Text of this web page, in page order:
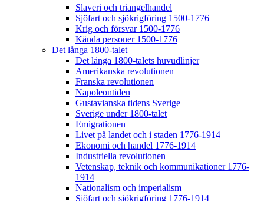
Slaveri och triangelhandel
Sjöfart och sjökrigföring 1500-1776
Krig och försvar 1500-1776
Kända personer 1500-1776
Det långa 1800-talet
Det långa 1800-talets huvudlinjer
Amerikanska revolutionen
Franska revolutionen
Napoleontiden
Gustavianska tidens Sverige
Sverige under 1800-talet
Emigrationen
Livet på landet och i staden 1776-1914
Ekonomi och handel 1776-1914
Industriella revolutionen
Vetenskap, teknik och kommunikationer 1776-
1914
Nationalism och imperialism
Sjöfart och sjökrigföring 1776-1914